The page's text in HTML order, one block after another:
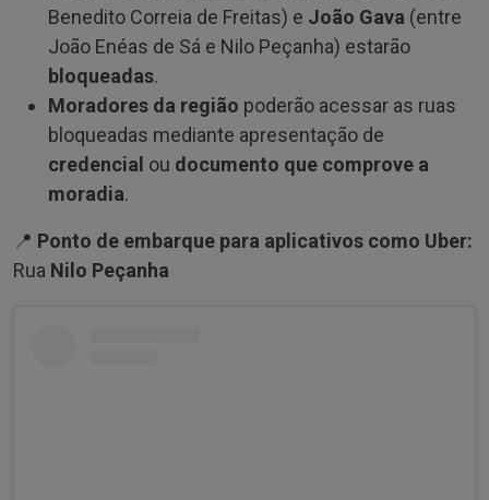
Benedito Correia de Freitas) e João Gava (entre
João Enéas de Sá e Nilo Peçanha) estarão
bloqueadas.
Moradores da região poderão acessar as ruas
bloqueadas mediante apresentação de
credencial ou documento que comprove a
moradia.
📍 Ponto de embarque para aplicativos como Uber:
Rua Nilo Peçanha